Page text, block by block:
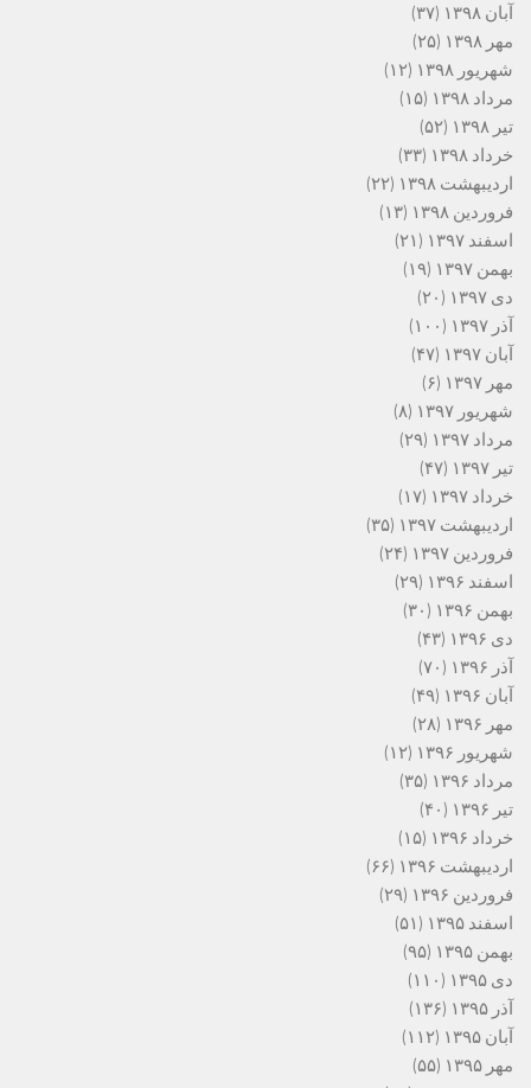
آبان ۱۳۹۸
(۳۷)
مهر ۱۳۹۸
(۲۵)
شهریور ۱۳۹۸
(۱۲)
مرداد ۱۳۹۸
(۱۵)
تیر ۱۳۹۸
(۵۲)
خرداد ۱۳۹۸
(۳۳)
اردیبهشت ۱۳۹۸
(۲۲)
فروردین ۱۳۹۸
(۱۳)
اسفند ۱۳۹۷
(۲۱)
بهمن ۱۳۹۷
(۱۹)
دی ۱۳۹۷
(۲۰)
آذر ۱۳۹۷
(۱۰۰)
آبان ۱۳۹۷
(۴۷)
مهر ۱۳۹۷
(۶)
شهریور ۱۳۹۷
(۸)
مرداد ۱۳۹۷
(۲۹)
تیر ۱۳۹۷
(۴۷)
خرداد ۱۳۹۷
(۱۷)
اردیبهشت ۱۳۹۷
(۳۵)
فروردین ۱۳۹۷
(۲۴)
اسفند ۱۳۹۶
(۲۹)
بهمن ۱۳۹۶
(۳۰)
دی ۱۳۹۶
(۴۳)
آذر ۱۳۹۶
(۷۰)
آبان ۱۳۹۶
(۴۹)
مهر ۱۳۹۶
(۲۸)
شهریور ۱۳۹۶
(۱۲)
مرداد ۱۳۹۶
(۳۵)
تیر ۱۳۹۶
(۴۰)
خرداد ۱۳۹۶
(۱۵)
اردیبهشت ۱۳۹۶
(۶۶)
فروردین ۱۳۹۶
(۲۹)
اسفند ۱۳۹۵
(۵۱)
بهمن ۱۳۹۵
(۹۵)
دی ۱۳۹۵
(۱۱۰)
آذر ۱۳۹۵
(۱۳۶)
آبان ۱۳۹۵
(۱۱۲)
مهر ۱۳۹۵
(۵۵)